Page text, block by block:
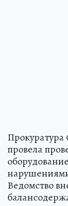
Прокуратура
провела
Ведомство